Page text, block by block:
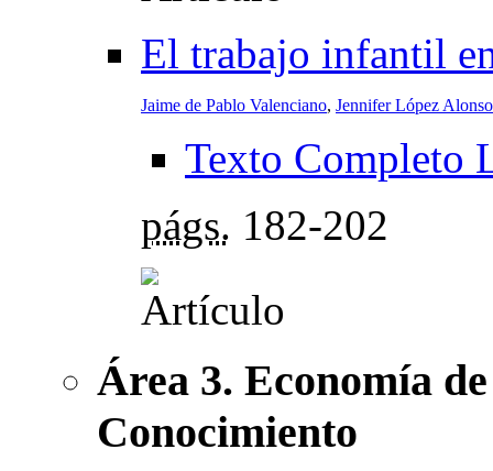
El trabajo infantil
Jaime de Pablo Valenciano, Jennifer López Alonso
Texto Completo
págs. 182-202
Área 3. Economía
Conocimiento